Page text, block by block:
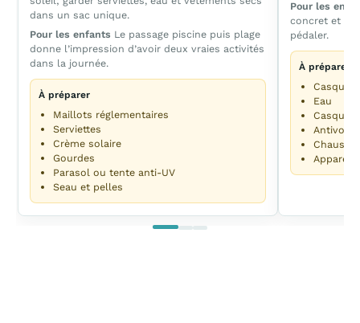
dans un sac unique.
Pour les enfants Le passage piscine puis plage
donne l’impression d’avoir deux vraies activités
dans la journée.
À préparer
Maillots réglementaires
Serviettes
Crème solaire
Gourdes
Parasol ou tente anti-UV
Seau et pelles
Pour les
concret et
pédaler.
À préparer
Casques
Eau
Antivol
Appareil